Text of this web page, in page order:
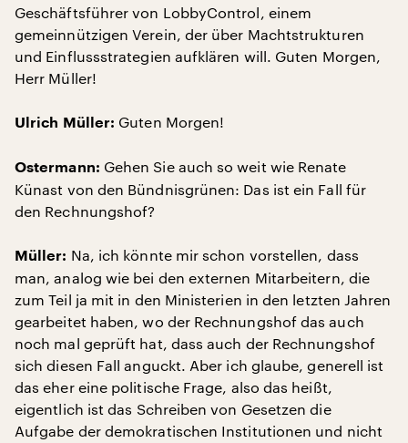
Geschäftsführer von LobbyControl, einem
gemeinnützigen Verein, der über Machtstrukturen
und Einflussstrategien aufklären will. Guten Morgen,
Herr Müller!
Ulrich Müller: Guten Morgen!
Ostermann: Gehen Sie auch so weit wie Renate
Künast von den Bündnisgrünen: Das ist ein Fall für
den Rechnungshof?
Müller: Na, ich könnte mir schon vorstellen, dass
man, analog wie bei den externen Mitarbeitern, die
zum Teil ja mit in den Ministerien in den letzten Jahren
gearbeitet haben, wo der Rechnungshof das auch
noch mal geprüft hat, dass auch der Rechnungshof
sich diesen Fall anguckt. Aber ich glaube, generell ist
das eher eine politische Frage, also das heißt,
eigentlich ist das Schreiben von Gesetzen die
Aufgabe der demokratischen Institutionen und nicht